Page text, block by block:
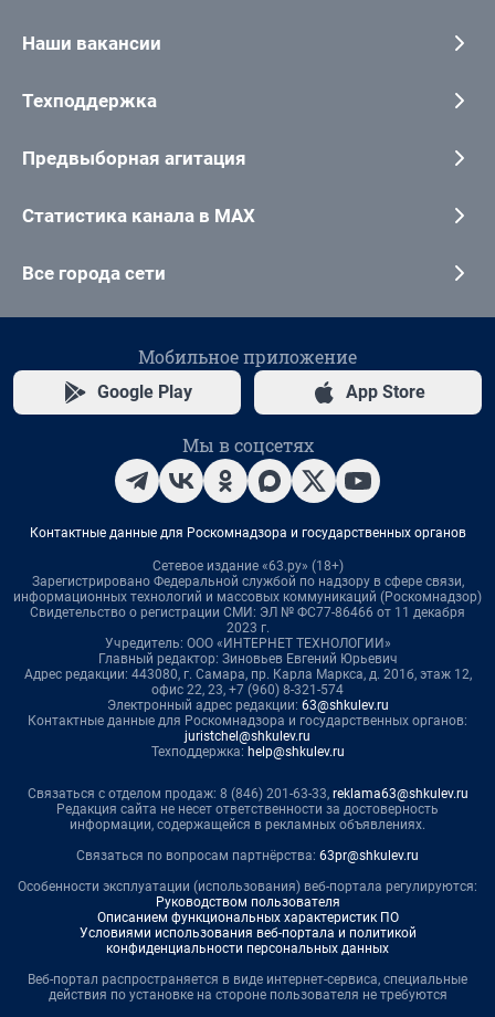
Наши вакансии
Техподдержка
Предвыборная агитация
Статистика канала в MAX
Все города сети
Мобильное приложение
Google Play App Store
Мы в соцсетях
Контактные данные для Роскомнадзора и государственных органов
Сетевое издание «63.ру» (18+)
Зарегистрировано Федеральной службой по надзору в сфере связи,
информационных технологий и массовых коммуникаций (Роскомнадзор)
Свидетельство о регистрации СМИ: ЭЛ № ФС77-86466 от 11 декабря
2023 г.
Учредитель: ООО «ИНТЕРНЕТ ТЕХНОЛОГИИ»
Главный редактор: Зиновьев Евгений Юрьевич
Адрес редакции: 443080, г. Самара, пр. Карла Маркса, д. 201б, этаж 12,
офис 22, 23, +7 (960) 8-321-574
Электронный адрес редакции: 63@shkulev.ru
Контактные данные для Роскомнадзора и государственных органов:
juristchel@shkulev.ru
Техподдержка: help@shkulev.ru
Связаться с отделом продаж: 8 (846) 201-63-33, reklama63@shkulev.ru
Редакция сайта не несет ответственности за достоверность
информации, содержащейся в рекламных объявлениях.
Связаться по вопросам партнёрства: 63pr@shkulev.ru
Особенности эксплуатации (использования) веб-портала регулируются:
Руководством пользователя
Описанием функциональных характеристик ПО
Условиями использования веб-портала и политикой
конфиденциальности персональных данных
Веб-портал распространяется в виде интернет-сервиса, специальные
действия по установке на стороне пользователя не требуются